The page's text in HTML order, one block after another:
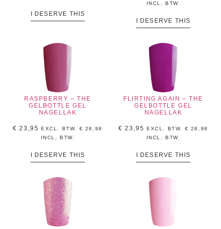
I DESERVE THIS
INCL, BTW.
I DESERVE THIS
RASPBERRY – THE
GELBOTTLE GEL
NAGELLAK
€ 23,95 EXCL. BTW. € 28,98
INCL, BTW.
I DESERVE THIS
FLIRTING AGAIN – THE
GELBOTTLE GEL
NAGELLAK
€ 23,95 EXCL. BTW. € 28,98
INCL, BTW.
I DESERVE THIS